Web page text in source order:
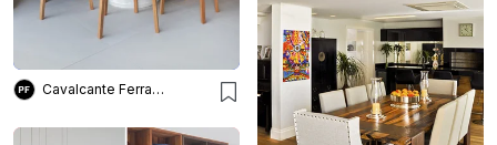
Cavalcante Ferraz Arquitetura + Design